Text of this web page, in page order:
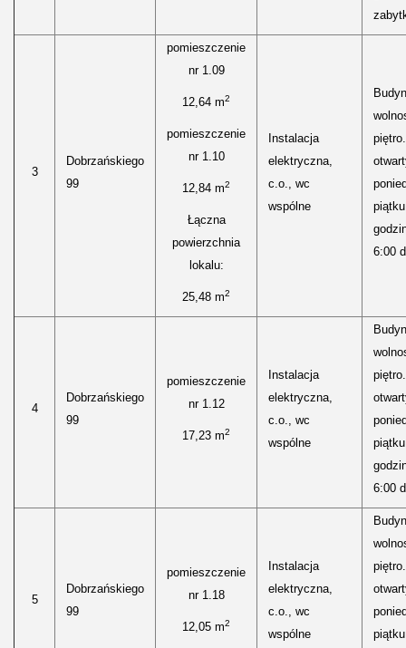
3
Dobrzańskiego
99
pomieszczenie
nr 1.09
12,64 m2
pomieszczenie
nr 1.10
12,84 m2
Łączna
powierzchnia
lokalu:
25,48 m2
Instalacja
elektryczna,
c.o., wc
wspólne
6:00
4
Dobrzańskiego
99
pomieszczenie
nr 1.12
17,23 m2
Instalacja
elektryczna,
c.o., wc
wspólne
6:00
5
Dobrzańskiego
99
pomieszczenie
nr 1.18
12,05 m2
Instalacja
elektryczna,
c.o., wc
wspólne